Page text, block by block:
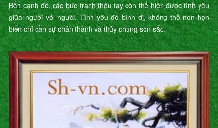
Bên cạnh đó, các bức tranh thêu tay còn thể hiện được tình yêu
giữa người với người. Tình yêu đó bình dị, không thề non hẹn
biển chỉ cần sự chân thành và thủy chung son sắc.